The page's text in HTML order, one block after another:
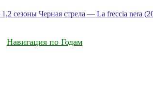
сезоны Черная стрела — La freccia nera
Навигация по Годам